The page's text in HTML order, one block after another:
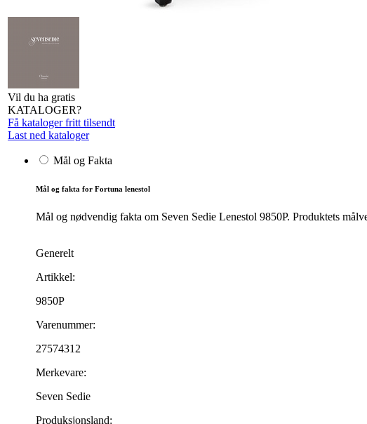
Vil du ha gratis
KATALOGER?
Få kataloger fritt tilsendt
Last ned kataloger
Mål og Fakta
Mål og fakta for Fortuna lenestol
Mål og nødvendig fakta om Seven Sedie Lenestol 9850P. Produktets
Generelt
Artikkel:
9850P
Varenummer:
27574312
Merkevare:
Seven Sedie
Produksjonsland: